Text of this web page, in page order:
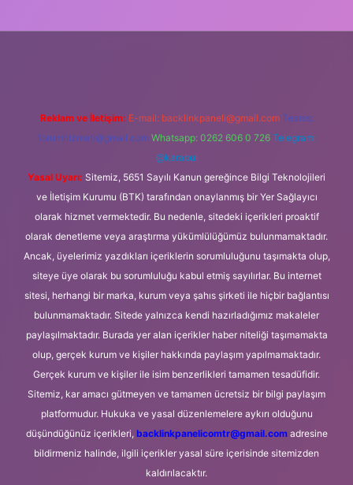
Reklam ve İletişim: E-mail: backlinkpaneli@gmail.com Teams:
forumhizmeti@gmail.com Whatsapp: 0262 606 0 726 Telegram:
@karabul
Yasal Uyarı: Sitemiz, 5651 Sayılı Kanun gereğince Bilgi Teknolojileri
ve İletişim Kurumu (BTK) tarafından onaylanmış bir Yer Sağlayıcı
olarak hizmet vermektedir. Bu nedenle, sitedeki içerikleri proaktif
olarak denetleme veya araştırma yükümlülüğümüz bulunmamaktadır.
Ancak, üyelerimiz yazdıkları içeriklerin sorumluluğunu taşımakta olup,
siteye üye olarak bu sorumluluğu kabul etmiş sayılırlar. Bu internet
sitesi, herhangi bir marka, kurum veya şahıs şirketi ile hiçbir bağlantısı
bulunmamaktadır. Sitede yalnızca kendi hazırladığımız makaleler
paylaşılmaktadır. Burada yer alan içerikler haber niteliği taşımamakta
olup, gerçek kurum ve kişiler hakkında paylaşım yapılmamaktadır.
Gerçek kurum ve kişiler ile isim benzerlikleri tamamen tesadüfidir.
Sitemiz, kar amacı gütmeyen ve tamamen ücretsiz bir bilgi paylaşım
platformudur. Hukuka ve yasal düzenlemelere aykırı olduğunu
düşündüğünüz içerikleri, backlinkpanelicomtr@gmail.comadresine
bildirmeniz halinde, ilgili içerikler yasal süre içerisinde sitemizden
kaldırılacaktır.